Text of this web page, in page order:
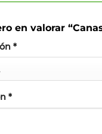
en valorar
*
*